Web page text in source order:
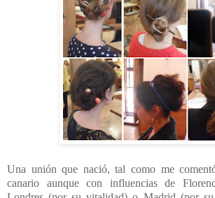
Una unión que nació, tal como me
canario aunque con influencias de